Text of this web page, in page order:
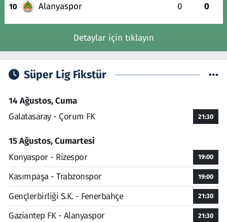
10 Alanyaspor 0 0
Detaylar için tıklayın
Süper Lig Fikstür
14 Ağustos, Cuma
Galatasaray - Çorum FK
21:30
15 Ağustos, Cumartesi
Konyaspor - Rizespor
19:00
Kasımpaşa - Trabzonspor 19:00
Gençlerbirliği S.K. - Fenerbahçe 21:30
Gaziantep FK - Alanyaspor 21:30